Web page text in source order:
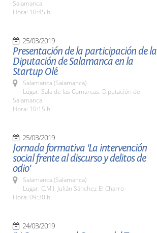
Salamanca
Hora: 10:45 h.
25/03/2019
Presentación de la participación de la
Diputación de Salamanca en la
Startup Olé
Salamanca (Salamanca)
Lugar: Sala de las Comarcas. Diputación de
Salamanca
Hora: 10:15 h.
25/03/2019
Jornada formativa 'La intervención
social frente al discurso y delitos de
odio'
Salamanca (Salamanca)
Lugar: C.M.I. Julián Sánchez El Charro
Hora: 09:30 h.
24/03/2019